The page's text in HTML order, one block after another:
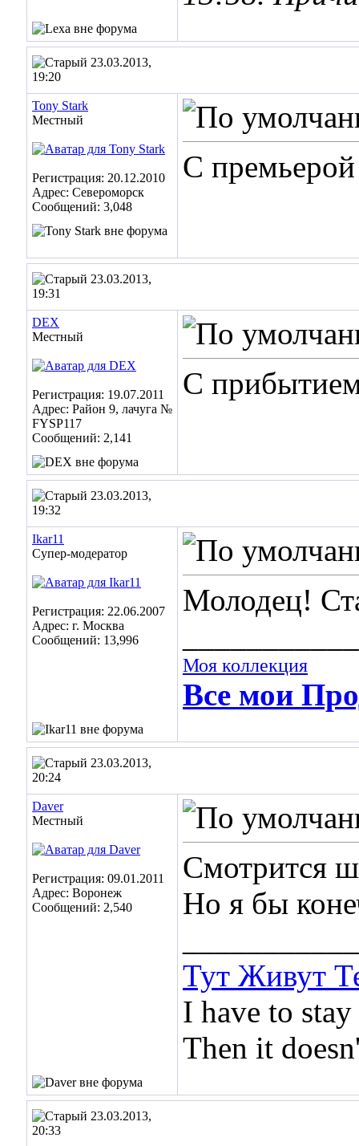
23.03.2013,
19:20
Tony Stark
Местный
Регистрация: 20.12.2010
Адрес: Североморск
Сообщений: 3,048
С
23.03.2013,
19:31
DEX
Местный
Регистрация: 19.07.2011
Адрес: Район 9, лачуга №
FYSP117
Сообщений: 2,141
С
23.03.2013,
19:32
Ikar11
Супер-модератор
Регистрация: 22.06.2007
Адрес: г. Москва
Сообщений: 13,996
Молодец!
Моя коллекция
Все мои
23.03.2013,
20:24
Daver
Местный
Регистрация: 09.01.2011
Адрес: Воронеж
Сообщений: 2,540
Смотрится
Но я бы
Тут Живут
I have to
Then it
23.03.2013,
20:33